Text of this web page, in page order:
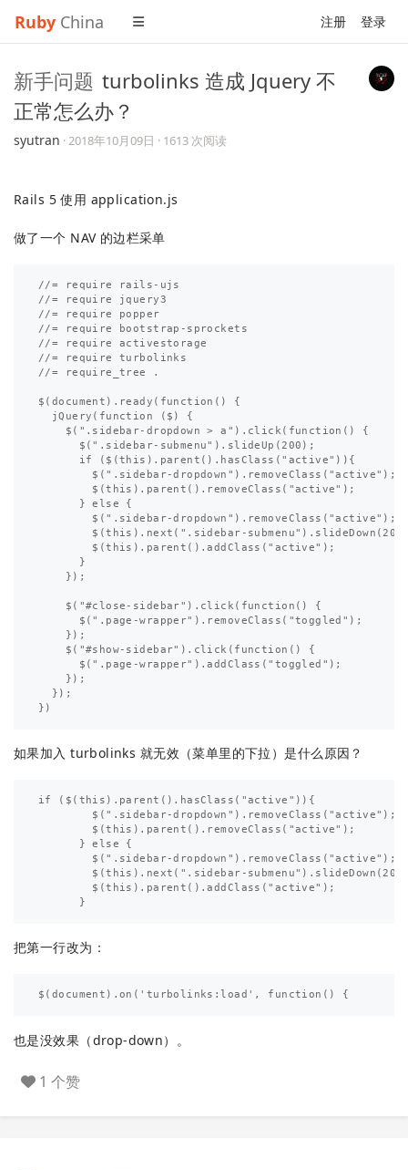
Ruby China 注册 登录
新手问题 turbolinks 造成 Jquery 不
正常怎么办？
syutran ·2018年10月09日 · 1613 次阅读
Rails 5 使用 application.js
做了一个 NAV 的边栏采单
//=
//=
//=
//= require bootstrap-sprockets
//=
//=
//=
$(".sidebar-
$(".sidebar-
if
$(".sidebar-
$(".sidebar-
$("#close-
$(".page-
$("#show-
$(".page-
如果加入 turbolinks 就无效（菜单里的下拉）是什么原因？
if
$(".sidebar-
$(".sidebar-
把第一行改为：
也是没效果（drop-down）。
1 个赞